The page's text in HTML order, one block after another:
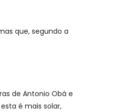
que, segundo a
de Antonio Obá e
é mais solar,